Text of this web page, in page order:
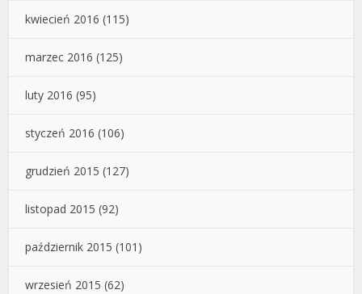
kwiecień 2016 (115)
marzec 2016 (125)
luty 2016 (95)
styczeń 2016 (106)
grudzień 2015 (127)
listopad 2015 (92)
październik 2015 (101)
wrzesień 2015 (62)